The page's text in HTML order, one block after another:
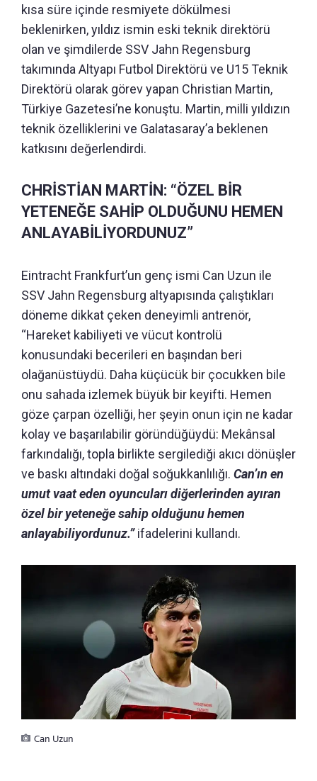
kısa süre içinde resmiyete dökülmesi
beklenirken, yıldız ismin eski teknik direktörü
olan ve şimdilerde SSV Jahn Regensburg
takımında Altyapı Futbol Direktörü ve U15 Teknik
Direktörü olarak görev yapan Christian Martin,
Türkiye Gazetesi’ne konuştu. Martin, milli yıldızın
teknik özelliklerini ve Galatasaray’a beklenen
katkısını değerlendirdi.
CHRİSTİAN MARTİN: “ÖZEL BİR
YETENEĞE SAHİP OLDUĞUNU HEMEN
ANLAYABİLİYORDUNUZ”
Eintracht Frankfurt’un genç ismi Can Uzun ile
SSV Jahn Regensburg altyapısında çalıştıkları
döneme dikkat çeken deneyimli antrenör,
“Hareket kabiliyeti ve vücut kontrolü
konusundaki becerileri en başından beri
olağanüstüydü. Daha küçücük bir çocukken bile
onu sahada izlemek büyük bir keyifti. Hemen
göze çarpan özelliği, her şeyin onun için ne kadar
kolay ve başarılabilir göründüğüydü: Mekânsal
farkındalığı, topla birlikte sergilediği akıcı dönüşler
ve baskı altındaki doğal soğukkanlılığı. Can’ın en
umut vaat eden oyuncuları diğerlerinden ayıran
özel bir yeteneğe sahip olduğunu hemen
anlayabiliyordunuz.”ifadelerini kullandı.
Can Uzun